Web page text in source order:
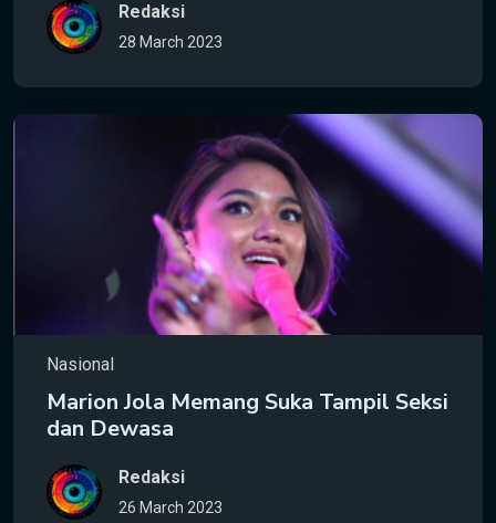
Redaksi
28 March 2023
Nasional
Marion Jola Memang Suka Tampil Seksi
dan Dewasa
Redaksi
26 March 2023